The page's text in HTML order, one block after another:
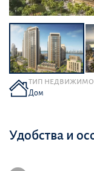
ТИП
Дом
Удобства и